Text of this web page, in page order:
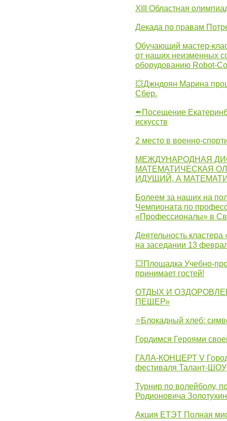
XIII Областная
Декада по правам
Обучающий мастер-
от наших неизменных
оборудованию Robot-
💥Джндоян Марина
Сбер.
✒Посещение
искусств
2 место в военно-
МЕЖДУНАРОДНАЯ
МАТЕМАТИЧЕСКАЯ
ИДУЩИЙ, А
Болеем за наших на
Чемпионата по
«Профессионалы» в
Деятельность
на заседании 13
💥Площадка Учебно-
принимает гостей!
ОТДЫХ И
ПЕЩЕР»
⭐Блокадный хлеб:
Гордимся Героями
ГАЛА-КОНЦЕРТ V
фестиваля Талант-ШОУ
Турнир по волейболу,
Родионовича
Акция ЕТЭТ Полная